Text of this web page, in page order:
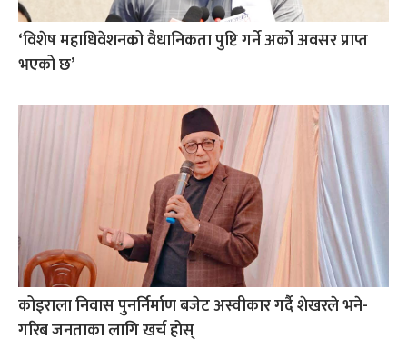
‘विशेष महाधिवेशनको वैधानिकता पुष्टि गर्ने अर्को अवसर प्राप्त
भएको छ’
कोइराला निवास पुनर्निर्माण बजेट अस्वीकार गर्दै शेखरले भने-
गरिब जनताका लागि खर्च होस्